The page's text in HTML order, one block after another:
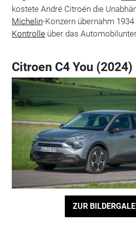
kostete André Citroën die
Michelin-Konzern übernahm
Kontrolleüber das
Citroen C4 You (2024)
ZUR